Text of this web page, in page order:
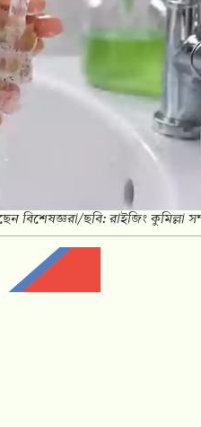
বিশেষজ্ঞরা/ছবি: রাইজিং কুমিল্লা